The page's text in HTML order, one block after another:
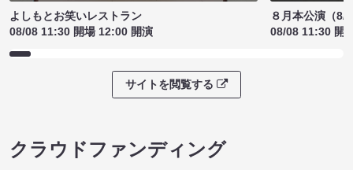
よしもとお笑いレストラン
08/08 11:30 開場 12:00 開演
８月本公演（8/
08/08 11:30 開
サイトを閲覧する
クラウドファンディング